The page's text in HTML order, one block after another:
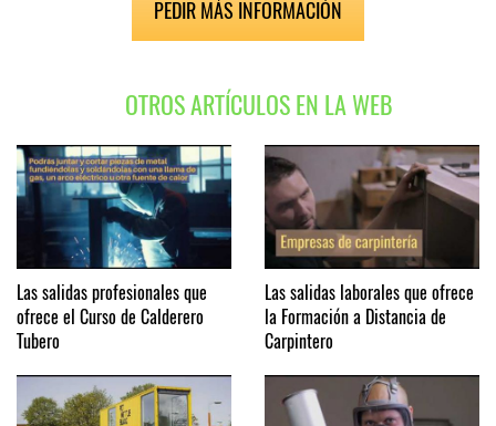
PEDIR MÁS INFORMACIÓN
OTROS ARTÍCULOS EN LA WEB
Las salidas profesionales que
ofrece el Curso de Calderero
Tubero
Las salidas laborales que ofrece
la Formación a Distancia de
Carpintero